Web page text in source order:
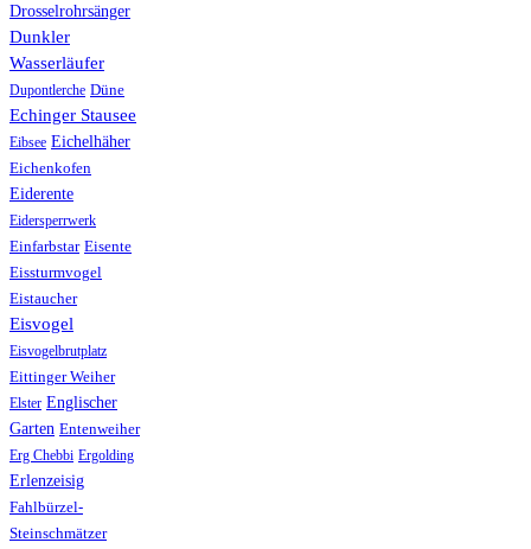
Drosselrohrsänger
Dunkler
Wasserläufer
Dupontlerche Düne
Echinger Stausee
Eibsee Eichelhäher
Eichenkofen
Eiderente
Eidersperrwerk
Einfarbstar Eisente
Eissturmvogel
Eistaucher
Eisvogel
Eisvogelbrutplatz
Eittinger Weiher
Elster Englischer
Garten Entenweiher
Erg Chebbi Ergolding
Erlenzeisig
Fahlbürzel-
Steinschmätzer